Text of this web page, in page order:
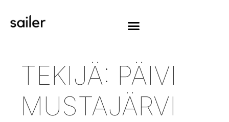
TEKIJÄ: PÄIVI
MUSTAJÄRVI